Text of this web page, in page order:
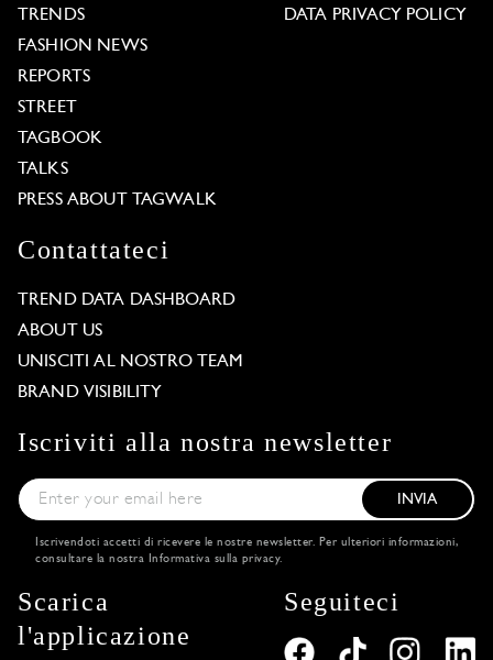
TRENDS
FASHION NEWS
REPORTS
STREET
TAGBOOK
TALKS
PRESS ABOUT TAGWALK
DATA PRIVACY POLICY
Contattateci
TREND DATA DASHBOARD
ABOUT US
UNISCITI AL NOSTRO TEAM
BRAND VISIBILITY
Iscriviti alla nostra newsletter
INVIA
Iscrivendoti accetti di ricevere le nostre newsletter. Per ulteriori informazioni,
consultare la nostra
Informativa sulla privacy.
Scarica
l'applicazione
Seguiteci